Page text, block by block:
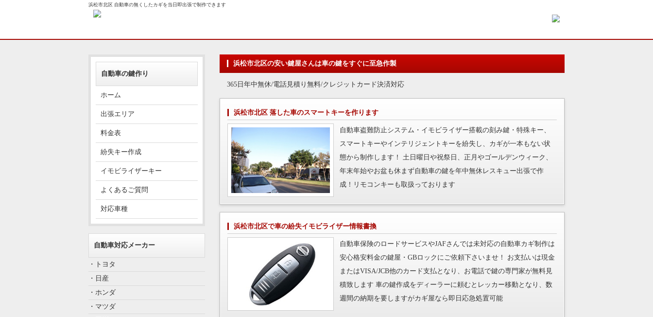
浜松市北区 自動車の無くしたカギを当日即出張で制作できます
浜松市北区の安い鍵屋さんは車の鍵をすぐに至急作製
365日年中無休/電話見積り無料/クレジットカード決済対応
浜松市北区 落した車のスマートキーを作ります
自動車盗難防止システム・イモビライザー搭載の刻み鍵・特殊キー、
スマートキーやインテリジェントキーを紛失し、カギが一本もない状
態から制作します！ 土日曜日や祝祭日、正月やゴールデンウィーク、
年末年始やお盆も休まず自動車の鍵を年中無休レスキュー出張で作
成！リモコンキーも取扱っております
浜松市北区で車の紛失イモビライザー情報書換
自動車保険のロードサービスやJAFさんでは未対応の自動車カギ制作は
安心格安料金の鍵屋・GBロックにご依頼下さいませ！ お支払いは現金
またはVISA/JCB他のカード支払となり、お電話で鍵の専門家が無料見
積致します 車の鍵作成をディーラーに頼むとレッカー移動となり、数
週間の納期を要しますがカギ屋なら即日応急処置可能
自動車の鍵作り
ホーム
出張エリア
料金表
紛失キー作成
イモビライザーキー
よくあるご質問
対応車種
自動車対応メーカー
・トヨタ
・日産
・ホンダ
・マツダ